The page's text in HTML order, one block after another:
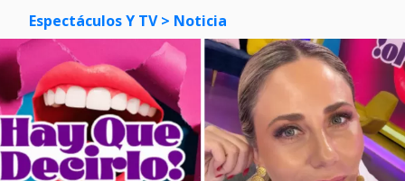
Espectáculos Y TV > Noticia